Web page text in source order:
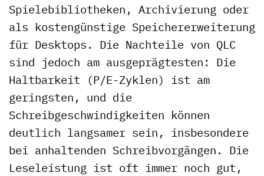
Spielebibliotheken, Archivierung oder
als kostengünstige Speichererweiterung
für Desktops. Die Nachteile von QLC
sind jedoch am ausgeprägtesten: Die
Haltbarkeit (P/E-Zyklen) ist am
geringsten, und die
Schreibgeschwindigkeiten können
deutlich langsamer sein, insbesondere
bei anhaltenden Schreibvorgängen. Die
Leseleistung ist oft immer noch gut,